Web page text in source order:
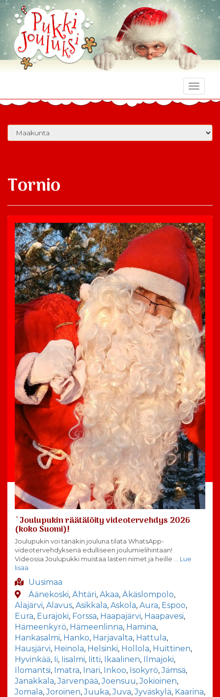
Toggle
Tornio
`Joulupukin räätälöity videotervehdys 2026
(koko Suomi)!
Joulupukin voi tänäkin jouluna tilata WhatsApp-
videotervehdyksenä edulliseen joulumielihintaan!
Videossa Joulupukki muistaa lasten nimet ja heille … Lue
lisää
Uusimaa
Äänekoski, Ähtäri, Akaa, Äkäslompolo,
Alajärvi, Alavus, Asikkala, Askola, Aura, Espoo,
Eura, Eurajoki, Forssa, Haapajärvi, Haapavesi,
Hämeenkyrö, Hämeenlinna, Hamina,
Hankasalmi, Hanko, Harjavalta, Hattula,
Hausjärvi, Heinola, Helsinki, Hollola, Huittinen,
Hyvinkää, Ii, Iisalmi, Iitti, Ikaalinen, Ilmajoki,
Ilomantsi, Imatra, Inari, Inkoo, Isokyrö,Jämsä,
Janakkala,Järvenpää,Joensuu,Jokioinen,
Jomala,Joroinen,Juuka,Juva,Jyväskylä, Kaarina,